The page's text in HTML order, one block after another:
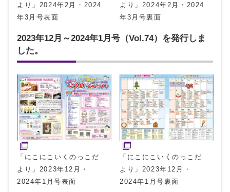
より」2024年2月・2024
年3月号表面
より」2024年2月・2024
年3月号裏面
2023年12月～2024年1月号（Vol.74）を発行しま
した。
「にこにこいくのっこだ
より」2023年12月・
2024年1月号表面
「にこにこいくのっこだ
より」2023年12月・
2024年1月号裏面